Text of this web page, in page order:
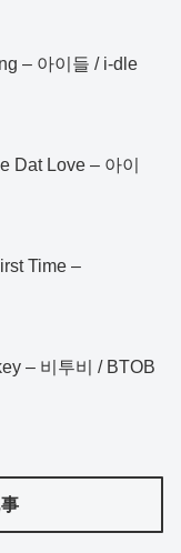
– 아이들 / i-dle
Dat Love – 아이
Time –
– 비투비 / BTOB